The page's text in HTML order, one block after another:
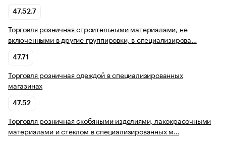
47.52.7
Торговля розничная строительными материалами, не
включенными в другие группировки, в специализирова…
47.71
Торговля розничная одеждой в специализированных
магазинах
47.52
Торговля розничная скобяными изделиями, лакокрасочными
материалами и стеклом в специализированных м…